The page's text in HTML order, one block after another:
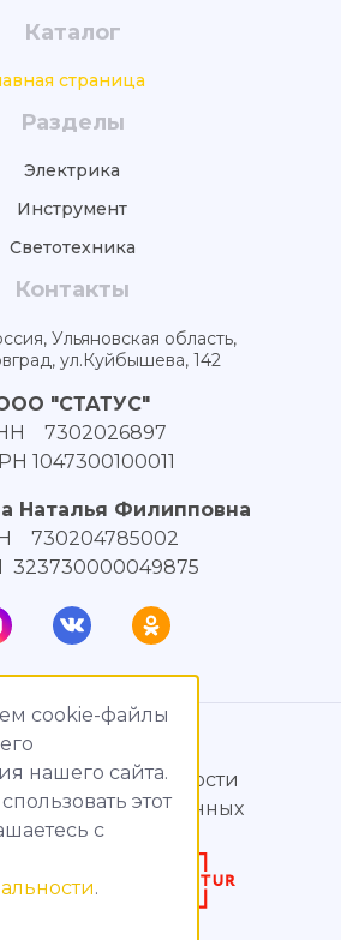
cookie-файлы
нашего сайта.
этот
c
.
Каталог
страница
Разделы
Электрика
Инструмент
Светотехника
Контакты
Ульяновская область,
ул.Куйбышева, 142
"СТАТУС"
7302026897
1047300100011
Наталья Филипповна
730204785002
2015 – 2026
конфиденциальности
персональных данных
сайтов
сайтов